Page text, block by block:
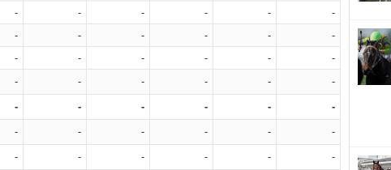
- - - - -
-
- - - - -
-
- - - - -
-
- - - - - -
- - - - - -
- - - - - -
- - - - - -